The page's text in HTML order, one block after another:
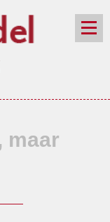
maar